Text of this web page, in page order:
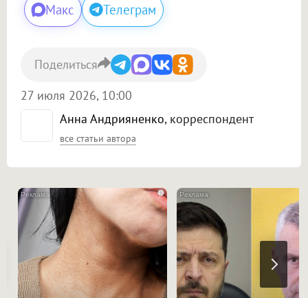
Макс Телеграм
Анна Андрияненко, корреспондент
все статьи автора
27 июля 2026, 10:00
Поделиться
i